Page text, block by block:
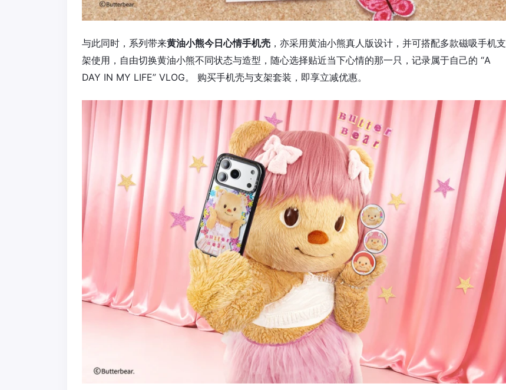
与此同时，系列带来黄油小熊今日心情手机壳 ，亦采用黄油小熊真人版设计，并可搭配多款磁吸手机支
架使用，自由切换黄油小熊不同状态与造型，随心选择贴近当下心情的那一只，记录属于自己的 “A
DAY IN MY LIFE” VLOG。 购买手机壳与支架套装，即享立减优惠。